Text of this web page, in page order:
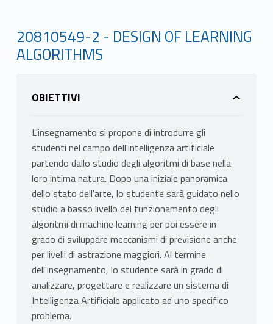
20810549-2 - DESIGN OF LEARNING
ALGORITHMS
OBIETTIVI
L'insegnamento si propone di introdurre gli
studenti nel campo dell'intelligenza artificiale
partendo dallo studio degli algoritmi di base nella
loro intima natura. Dopo una iniziale panoramica
dello stato dell'arte, lo studente sarà guidato nello
studio a basso livello del funzionamento degli
algoritmi di machine learning per poi essere in
grado di sviluppare meccanismi di previsione anche
per livelli di astrazione maggiori. Al termine
dell'insegnamento, lo studente sarà in grado di
analizzare, progettare e realizzare un sistema di
Intelligenza Artificiale applicato ad uno specifico
problema.